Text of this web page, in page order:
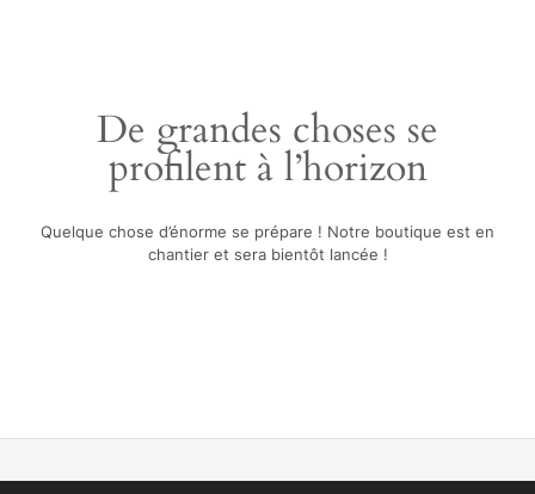
De grandes choses se
profilent à l’horizon
Quelque chose d’énorme se prépare ! Notre boutique est en
chantier et sera bientôt lancée !